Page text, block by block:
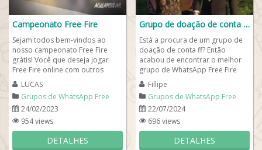
Campeonato Free Fire
Sejam todos bem-vindos ao
nosso campeonato Free Fire
grátis! Você que deseja jogar
Free Fire online com outros
colegas, saiba que este é o
melhor e maior...
LUCAS
Grupos de WhatsApp Free
Fire
24/02/2023
954 views
DETALHES
Grupo de doação de conta ff 🕹️🎮
Está a procura de um grupo de
doação de conta ff? Então
acabou de encontrar o melhor
grupo de WhatsApp Free Fire
com doação de contas e
formação de...
Fillipe
Grupos de WhatsApp Free
Fire
22/07/2024
696 views
DETALHES